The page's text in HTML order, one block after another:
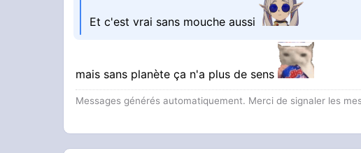
Et c'est vrai sans mouche aussi
mais sans planète ça n'a plus de sens
Messages générés automatiquement. Merci de signaler les